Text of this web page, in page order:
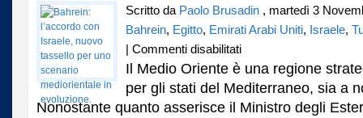
interna?
Scritto da Paolo Brusadin , martedì 3
Bahrein, Egitto, Emirati Arabi Uniti, Israele,
Commenti disabilitatisu
l’accordo
con
Israele,
Il Medio Oriente è una regione
per gli stati del Mediterraneo, sia a
Nonostante quanto asserisce il Ministro degli